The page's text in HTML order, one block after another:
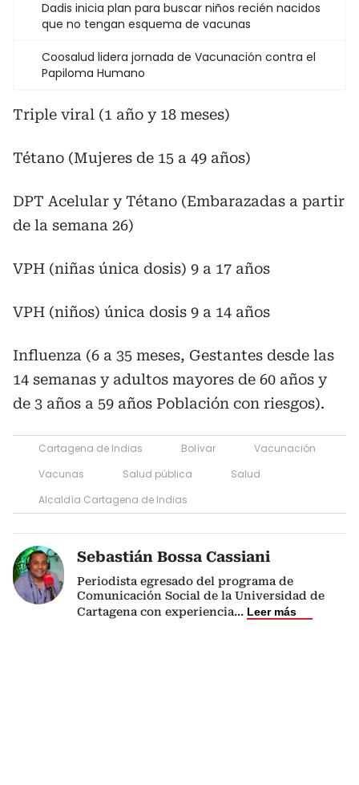
Dadis inicia plan para buscar niños recién nacidos
que no tengan esquema de vacunas
Coosalud lidera jornada de Vacunación contra el
Papiloma Humano
Triple viral (1 año y 18 meses)
Tétano (Mujeres de 15 a 49 años)
DPT Acelular y Tétano (Embarazadas a partir
de la semana 26)
VPH (niñas única dosis) 9 a 17 años
VPH (niños) única dosis 9 a 14 años
Influenza (6 a 35 meses, Gestantes desde las
14 semanas y adultos mayores de 60 años y
de 3 años a 59 años Población con riesgos).
Cartagena de Indias Bolívar
Vacunación
Vacunas
Salud pública
Salud
Alcaldía Cartagena de Indias
Sebastián Bossa Cassiani
Periodista egresado del programa de
Comunicación Social de la Universidad de
Cartagena con experiencia... Leer más